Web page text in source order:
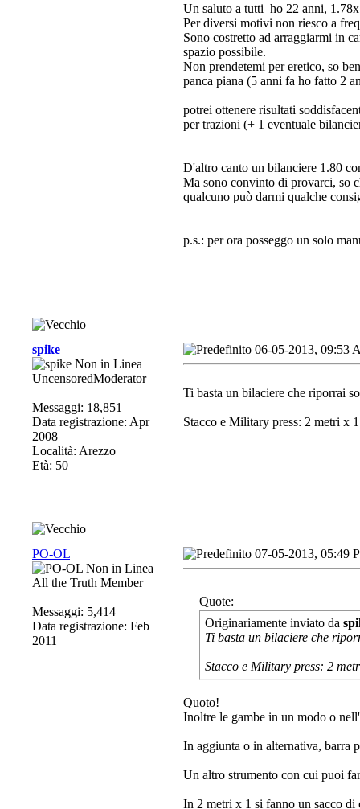
Un saluto a tutti ho 22 anni,
Per diversi motivi non riesco a
Sono costretto ad arraggiarmi in
spazio possibile.
Non prendetemi per eretico, so
panca piana (5 anni fa ho fatto 2
potrei ottenere risultati
per trazioni (+ 1 eventuale
D'altro canto un bilanciere 1.80
Ma sono convinto di provarci, so
qualcuno può darmi qualche
p.s.: per ora posseggo un solo
spike
UncensoredModerator
Messaggi: 18,851
Data registrazione: Apr
2008
Località: Arezzo
Età: 50
06-05-2013, 09:53
Ti basta un bilaciere che riporrai
Stacco e Military press: 2 metri x
PO-OL
All the Truth Member
Messaggi: 5,414
Data registrazione: Feb
2011
07-05-2013, 05:49
Quote:
Originariamente inviato da
Ti basta un bilaciere che
Stacco e Military press: 2
Quoto!
Inoltre le gambe in un modo o
In aggiunta o in alternativa, barra
Un altro strumento con cui puoi
In 2 metri x 1 si fanno un sacco di